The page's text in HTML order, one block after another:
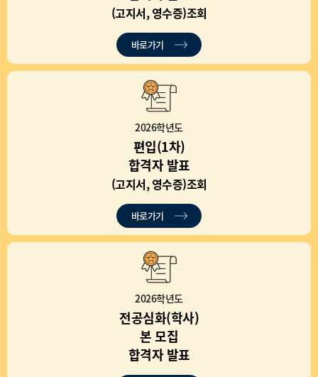
(고지서, 영수증)조회
바로가기
2026학년도
편입(1차)
합격자 발표
(고지서, 영수증)조회
바로가기
2026학년도
전공심화(학사)
본 모집
합격자 발표